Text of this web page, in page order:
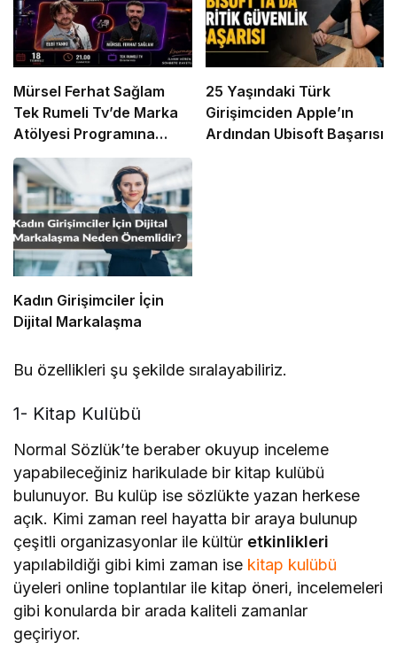
Mürsel Ferhat Sağlam
Tek Rumeli Tv’de Marka
Atölyesi Programına
Konuk Oldu
25 Yaşındaki Türk
Girişimciden Apple’ın
Ardından Ubisoft Başarısı
Kadın Girişimciler İçin
Dijital Markalaşma
Bu özellikleri şu şekilde sıralayabiliriz.
1- Kitap Kulübü
Normal Sözlük’te beraber okuyup inceleme
yapabileceğiniz harikulade bir kitap kulübü
bulunuyor. Bu kulüp ise sözlükte yazan herkese
açık. Kimi zaman reel hayatta bir araya bulunup
çeşitli organizasyonlar ile kültür etkinlikleri
yapılabildiği gibi kimi zaman ise kitap kulübü
üyeleri online toplantılar ile kitap öneri, incelemeleri
gibi konularda bir arada kaliteli zamanlar
geçiriyor.